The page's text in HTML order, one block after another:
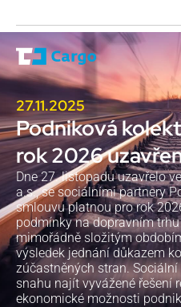
27.11.2025
Podniková
rok 2026
Dne 27. listopadu uzavřelo
a.s., se sociálními partnery
smlouvu platnou pro rok
podmínky na dopravním
mimořádně složitým
výsledek jednání důkazem
zúčastněných stran.
snahu najít vyvážené řešení
ekonomické možnosti